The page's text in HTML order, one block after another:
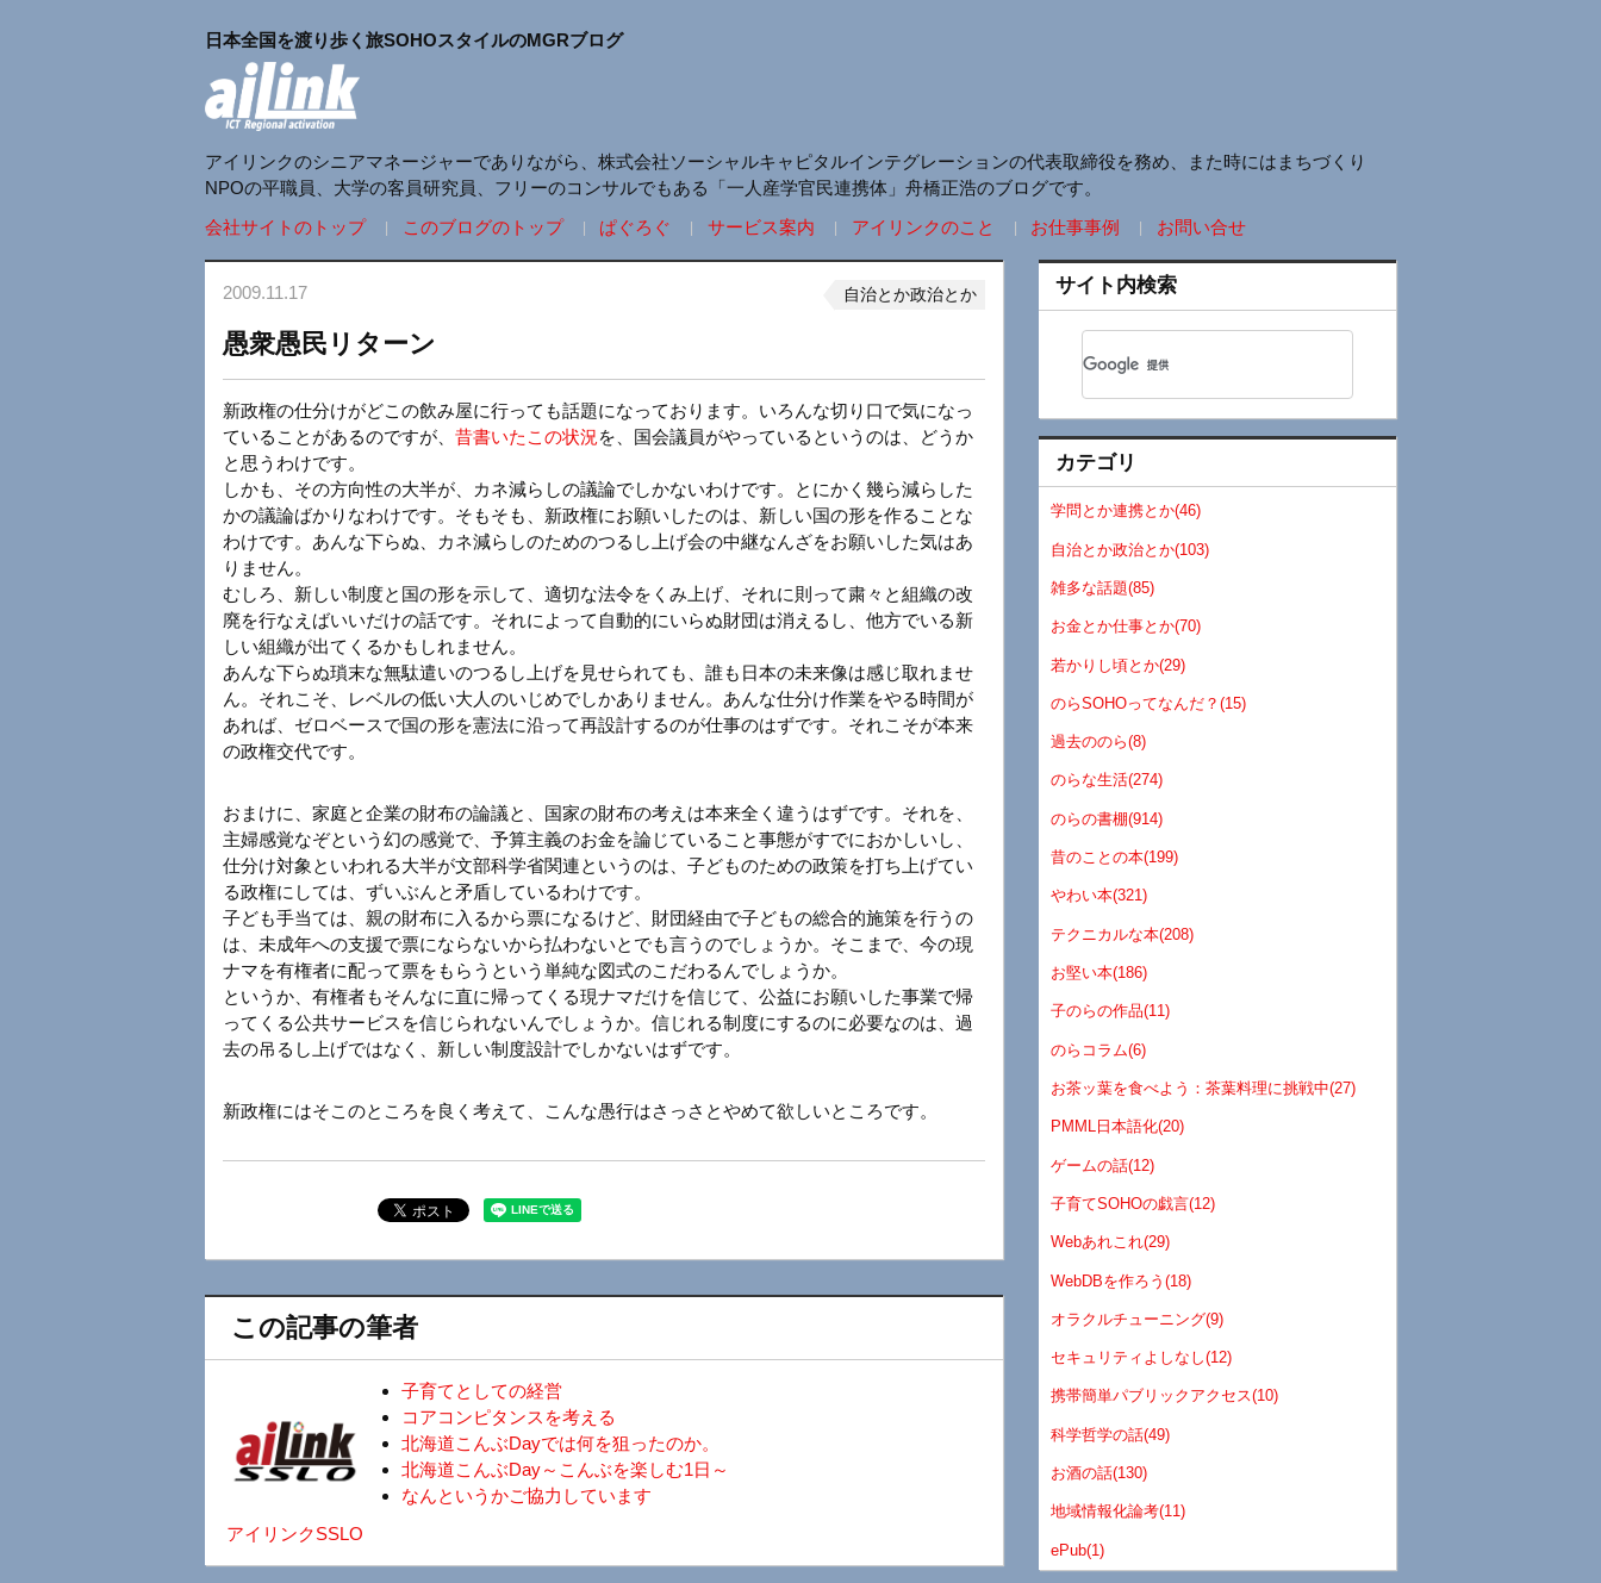
日本全国を渡り歩く旅SOHOスタイルのMGRブログ
アイリンクのシニアマネージャーでありながら、株式会社ソーシャルキャピタルインテグレーションの代表取締役を務め、また時にはまちづくり
NPOの平職員、大学の客員研究員、フリーのコンサルでもある「一人産学官民連携体」舟橋正浩のブログです。
会社サイトのトップ
このブログのトップ ぱぐろぐ サービス案内 アイリンクのこと お仕事事例 お問い合せ
2009.11.17 自治とか政治とか
愚衆愚民リターン
新政権の仕分けがどこの飲み屋に行っても話題になっております。いろんな切り口で気になっ
ていることがあるのですが、 昔書いたこの状況 を、国会議員がやっているというのは、どうか
と思うわけです。
しかも、その方向性の大半が、カネ減らしの議論でしかないわけです。とにかく幾ら減らした
かの議論ばかりなわけです。そもそも、新政権にお願いしたのは、新しい国の形を作ることな
わけです。あんな下らぬ、カネ減らしのためのつるし上げ会の中継なんざをお願いした気はあ
りません。
むしろ、新しい制度と国の形を示して、適切な法令をくみ上げ、それに則って粛々と組織の改
廃を行なえばいいだけの話です。それによって自動的にいらぬ財団は消えるし、他方でいる新
しい組織が出てくるかもしれません。
あんな下らぬ瑣末な無駄遣いのつるし上げを見せられても、誰も日本の未来像は感じ取れませ
ん。それこそ、レベルの低い大人のいじめでしかありません。あんな仕分け作業をやる時間が
あれば、ゼロベースで国の形を憲法に沿って再設計するのが仕事のはずです。それこそが本来
の政権交代です。
おまけに、家庭と企業の財布の論議と、国家の財布の考えは本来全く違うはずです。それを、
主婦感覚なぞという幻の感覚で、予算主義のお金を論じていること事態がすでにおかしいし、
仕分け対象といわれる大半が文部科学省関連というのは、子どものための政策を打ち上げてい
る政権にしては、ずいぶんと矛盾しているわけです。
子ども手当ては、親の財布に入るから票になるけど、財団経由で子どもの総合的施策を行うの
は、未成年への支援で票にならないから払わないとでも言うのでしょうか。そこまで、今の現
ナマを有権者に配って票をもらうという単純な図式のこだわるんでしょうか。
というか、有権者もそんなに直に帰ってくる現ナマだけを信じて、公益にお願いした事業で帰
ってくる公共サービスを信じられないんでしょうか。信じれる制度にするのに必要なのは、過
去の吊るし上げではなく、新しい制度設計でしかないはずです。
新政権にはそこのところを良く考えて、こんな愚行はさっさとやめて欲しいところです。
この記事の筆者
アイリンクSSLO
子育てとしての経営
コアコンピタンスを考える
北海道こんぶDayでは何を狙ったのか。
北海道こんぶDay～こんぶを楽しむ1日～
なんというかご協力しています
サイト内検索
カテゴリ
学問とか連携とか(46)
自治とか政治とか(103)
雑多な話題(85)
お金とか仕事とか(70)
若かりし頃とか(29)
のらSOHOってなんだ？(15)
過去ののら(8)
のらな生活(274)
のらの書棚(914)
昔のことの本(199)
やわい本(321)
テクニカルな本(208)
お堅い本(186)
子のらの作品(11)
のらコラム(6)
お茶ッ葉を食べよう：茶葉料理に挑戦中(27)
PMML日本語化(20)
ゲームの話(12)
子育てSOHOの戯言(12)
Webあれこれ(29)
WebDBを作ろう(18)
オラクルチューニング(9)
セキュリティよしなし(12)
携帯簡単パブリックアクセス(10)
科学哲学の話(49)
お酒の話(130)
地域情報化論考(11)
ePub(1)